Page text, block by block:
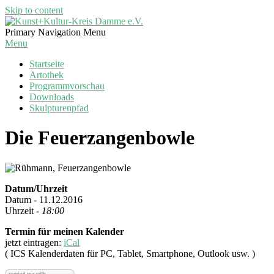
Skip to content
Kunst+Kultur-
Kreis
Primary Navigation Menu
Menu
Startseite
Artothek
Programmvorschau
Downloads
Skulpturenpfad
Die Feuerzangenbowle
Datum/Uhrzeit
Datum - 11.12.2016
Uhrzeit - 18:00
Termin für meinen Kalender
jetzt eintragen: iCal
( ICS Kalenderdaten für PC, Tablet, Smartphone, Outlook usw. )